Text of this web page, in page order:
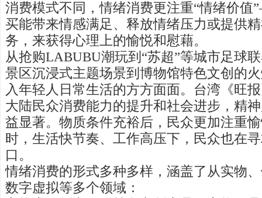
消费模式不同，情绪消费更注重“情绪价
买能带来情感满足、释放情绪压力或提供
务，来获得心理上的愉悦和慰藉。
从抢购LABUBU潮玩到“苏超”等城市足球
景区沉浸式主题场景到博物馆特色文创的
入年轻人日常生活的方方面面。台湾《旺
大陆民众消费能力的提升和社会进步，精
益显著。物质条件充裕后，民众更加注重
时，生活快节奏、工作高压下，民众也在
口。
情绪消费的形式多种多样，涵盖了从实物
数字虚拟等多个领域：